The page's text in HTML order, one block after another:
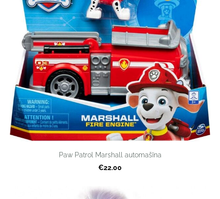
Paw Patrol Marshall automašīna
€22.00